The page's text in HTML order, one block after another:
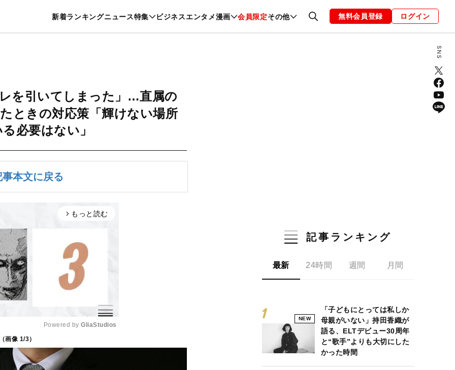
新着ランキングニュース特集 ビジネスエンタメ漫画 会員限定その他
暮らし スポーツ ヘルスケア 美容 グルメ ファッション 恋愛・結婚 編集部 お知らせ
無料会員登録 ログイン
を引いてしまった」…直属の
ときの対応策「輝けない場所
必要はない」
事本文に戻る
arrow_forward_ios もっと読む
Powered by GliaStudios
画像 1/3）
記事ランキング
最新 24時間 週間 月間
NEW
「子どもにとっては私しか
母親がいない」持田香織が
語る、ELTデビュー30周年
と“歌手”よりも大切にした
かった時間